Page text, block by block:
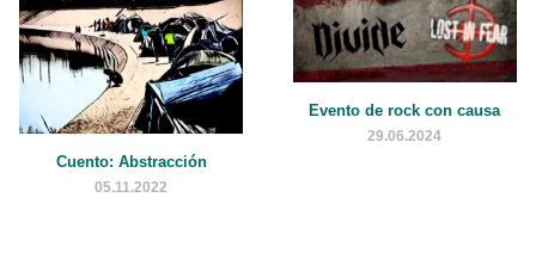
Cuento: Abstracción
05.11.2022
Evento de rock con causa
29.06.2024